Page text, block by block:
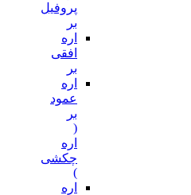
پروفیل
چکشی